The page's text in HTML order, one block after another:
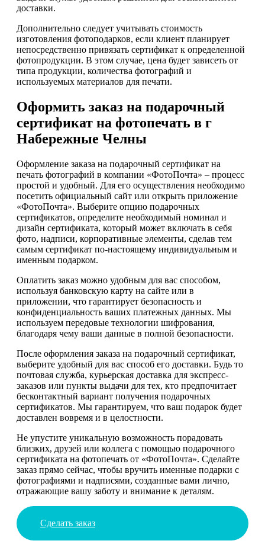
доставки.
Дополнительно следует учитывать стоимость
изготовления фотоподарков, если клиент планирует
непосредственно привязать сертификат к определенной
фотопродукции. В этом случае, цена будет зависеть от
типа продукции, количества фотографий и
используемых материалов для печати.
Оформить заказ на подарочный
сертификат на фотопечать в г
Набережные Челны
Оформление заказа на подарочный сертификат на
печать фотографий в компании «ФотоПочта» – процесс
простой и удобный. Для его осуществления необходимо
посетить официальный сайт или открыть приложение
«ФотоПочта». Выберите опцию подарочных
сертификатов, определите необходимый номинал и
дизайн сертификата, который может включать в себя
фото, надписи, корпоративные элементы, сделав тем
самым сертификат по-настоящему индивидуальным и
именным подарком.
Оплатить заказ можно удобным для вас способом,
используя банковскую карту на сайте или в
приложении, что гарантирует безопасность и
конфиденциальность ваших платежных данных. Мы
используем передовые технологии шифрования,
благодаря чему ваши данные в полной безопасности.
После оформления заказа на подарочный сертификат,
выберите удобный для вас способ его доставки. Будь то
почтовая служба, курьерская доставка для экспресс-
заказов или пункты выдачи для тех, кто предпочитает
бесконтактный вариант получения подарочных
сертификатов. Мы гарантируем, что ваш подарок будет
доставлен вовремя и в целостности.
Не упустите уникальную возможность порадовать
близких, друзей или коллега с помощью подарочного
сертификата на фотопечать от «ФотоПочта». Сделайте
заказ прямо сейчас, чтобы вручить именные подарки с
фотографиями и надписями, созданные вами лично,
отражающие вашу заботу и внимание к деталям.
Сделать заказ